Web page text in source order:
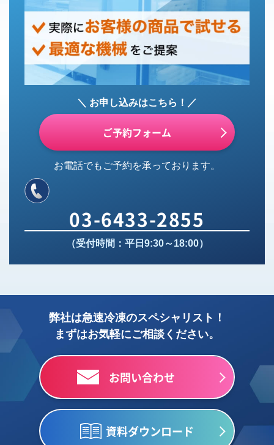
＼ お申し込みはこちら！／
ご予約フォーム
お電話でもご予約を承っております。
03-6433-2855
（受付時間：平日9:30～18:00）
弊社は急速冷凍のスペシャリスト！
まずはお気軽にご相談ください。
お問い合わせ
資料ダウンロード